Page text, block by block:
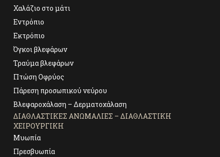
Χαλάζιο στο μάτι
Εντρόπιο
Εκτρόπιο
Όγκοι βλεφάρων
Τραύμα βλεφάρων
Πτώση Οφρύος
Πάρεση προσωπικού νεύρου
Βλεφαροχάλαση – Δερματοχάλαση
ΔΙΑΘΛΑΣΤΙΚΈΣ ΑΝΩΜΑΛΊΕΣ – ΔΙΑΘΛΑΣΤΙΚΉ
ΧΕΙΡΟΥΡΓΙΚΉ
Μυωπία
Πρεσβυωπία